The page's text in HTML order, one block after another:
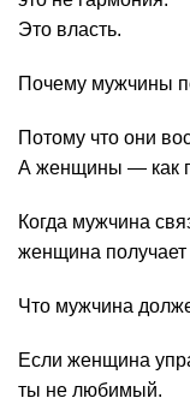
Это власть.
Почему мужчины
Потому что они
А женщины — как
Когда мужчина
женщина
Что мужчина
Если женщина
ты не любимый.